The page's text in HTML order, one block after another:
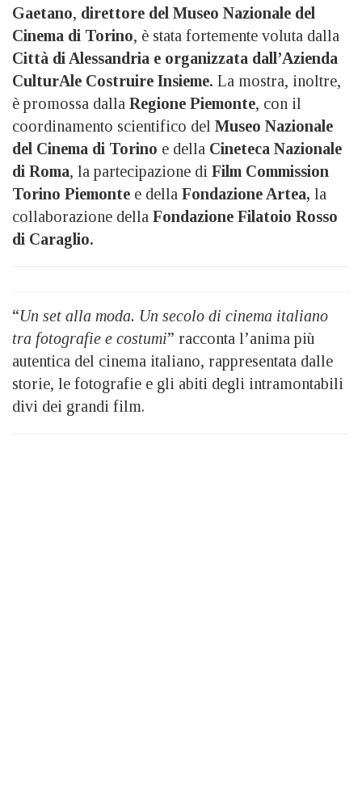
Gaetano, direttore del Museo Nazionale del
Cinema di Torino, è stata fortemente voluta dalla
Città di Alessandria e organizzata dall’Azienda
CulturAle Costruire Insieme. La mostra, inoltre,
è promossa dalla Regione Piemonte, con il
coordinamento scientifico del Museo Nazionale
del Cinema di Torino e della Cineteca Nazionale
di Roma, la partecipazione di Film Commission
Torino Piemonte e della Fondazione Artea, la
collaborazione della Fondazione Filatoio Rosso
di Caraglio.
“Un set alla moda. Un secolo di cinema italiano
tra fotografie e costumi” racconta l’anima più
autentica del cinema italiano, rappresentata dalle
storie, le fotografie e gli abiti degli intramontabili
divi dei grandi film.